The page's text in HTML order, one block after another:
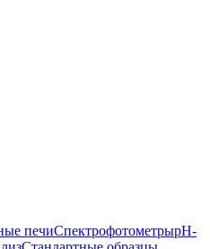
печиСпектрофотометрыpH-